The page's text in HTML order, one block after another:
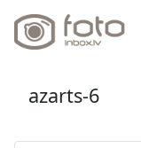
azarts-6